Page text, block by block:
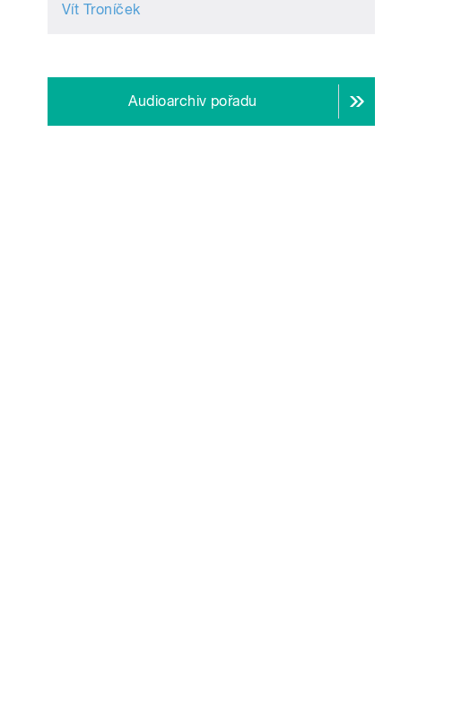
Vít Troníček
Audioarchiv pořadu